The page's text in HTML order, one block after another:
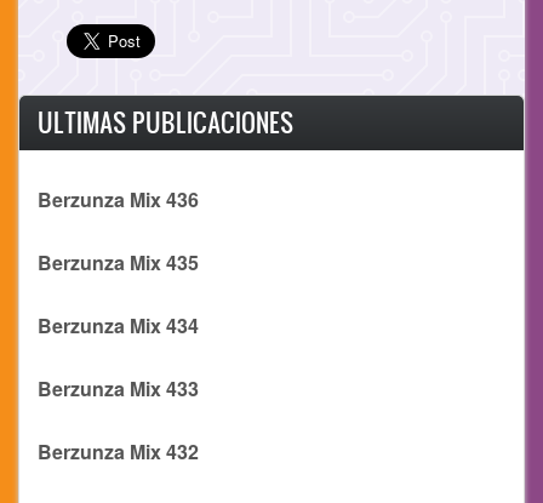
ULTIMAS PUBLICACIONES
Berzunza Mix 436
Berzunza Mix 435
Berzunza Mix 434
Berzunza Mix 433
Berzunza Mix 432